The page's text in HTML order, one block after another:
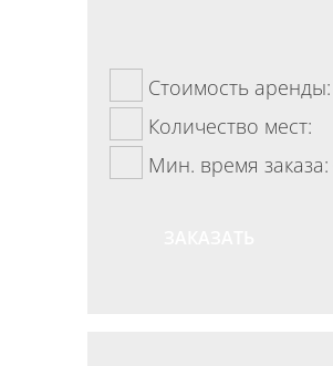
Стоимость аренды:
Количество мест:
Мин. время заказа: